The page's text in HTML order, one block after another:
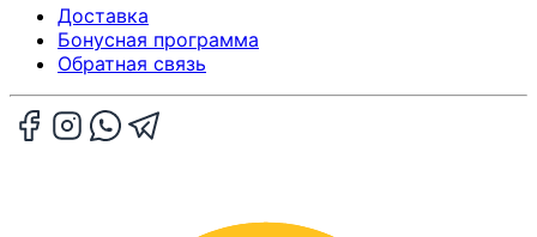
Доставка
Бонусная программа
Обратная связь